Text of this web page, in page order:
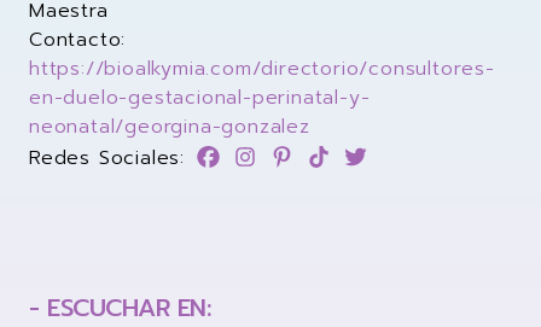
Maestra
Contacto:
https://bioalkymia.com/directorio/consultores-
en-duelo-gestacional-perinatal-y-
neonatal/georgina-gonzalez
Redes Sociales: Síguele enfacebook
Síguele eninstagram
Síguele enpinterest
Síguele entiktok
Síguele
- ESCUCHAR EN: